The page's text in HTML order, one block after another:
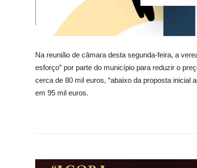
Na reunião de câmara desta segunda-feira, a
esforço” por parte do município para reduzir o
cerca de 80 mil euros, “abaixo da proposta inicial
em 95 mil euros.